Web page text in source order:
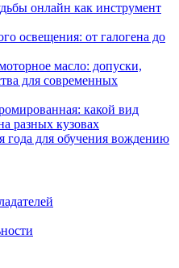
онлайн как инструмент
освещения: от галогена до
масло: допуски,
для современных
какой вид
разных кузовах
года для обучения вождению